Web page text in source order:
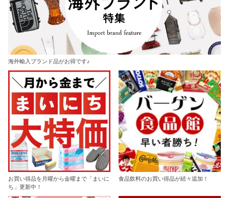
海外輸入ブランド品がお得です♪
お買い得品を月曜から金曜まで「まいに
ち」更新中！
食品飲料のお買い得品が続々追加！